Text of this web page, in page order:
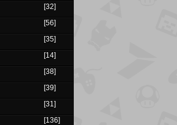
[32]
[56]
[35]
[14]
[38]
[39]
[31]
[136]